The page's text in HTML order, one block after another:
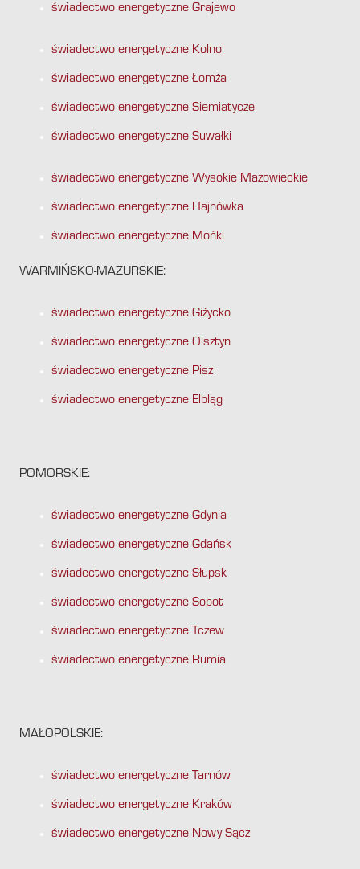
świadectwo energetyczne Grajewo
świadectwo energetyczne Kolno
świadectwo energetyczne Łomża
świadectwo energetyczne Siemiatycze
świadectwo energetyczne Suwałki
świadectwo energetyczne Wysokie Mazowieckie
świadectwo energetyczne Hajnówka
świadectwo energetyczne Mońki
WARMIŃSKO-MAZURSKIE:
świadectwo energetyczne Giżycko
świadectwo energetyczne Olsztyn
świadectwo energetyczne Pisz
świadectwo energetyczne Elbląg
POMORSKIE:
świadectwo energetyczne Gdynia
świadectwo energetyczne Gdańsk
świadectwo energetyczne Słupsk
świadectwo energetyczne Sopot
świadectwo energetyczne Tczew
świadectwo energetyczne Rumia
MAŁOPOLSKIE:
świadectwo energetyczne Tarnów
świadectwo energetyczne Kraków
świadectwo energetyczne Nowy Sącz